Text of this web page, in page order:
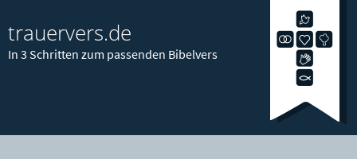
trauervers.de
In 3 Schritten zum passenden Bibelvers